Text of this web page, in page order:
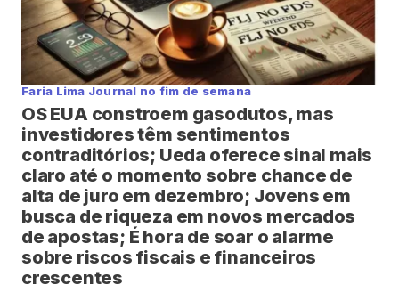
Faria Lima Journal no fim de semana
OS EUA constroem gasodutos, mas
investidores têm sentimentos
contraditórios; Ueda oferece sinal mais
claro até o momento sobre chance de
alta de juro em dezembro; Jovens em
busca de riqueza em novos mercados
de apostas; É hora de soar o alarme
sobre riscos fiscais e financeiros
crescentes